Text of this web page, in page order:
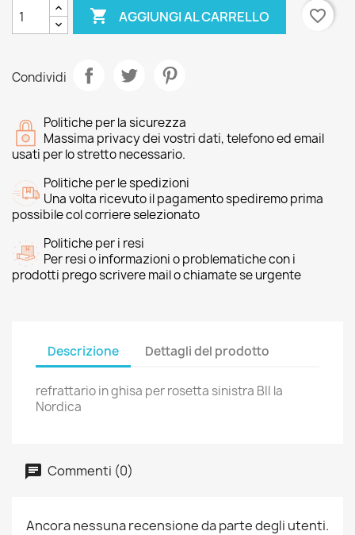
 AGGIUNGI AL CARRELLO favorite_border
Condividi
Politiche per la sicurezza
Massima privacy dei vostri dati, telefono ed email
usati per lo stretto necessario.
Politiche per le spedizioni
Una volta ricevuto il pagamento spediremo prima
possibile col corriere selezionato
Politiche per i resi
Per resi o informazioni o problematiche con i
prodotti prego scrivere mail o chiamate se urgente
Descrizione Dettagli del prodotto
refrattario in ghisa per rosetta sinistra BII la
Nordica
Commenti (0)
Ancora nessuna recensione da parte degli utenti.